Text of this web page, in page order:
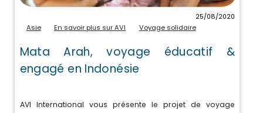
25/08/2020
Asie En savoir plus sur AVI Voyage solidaire
Mata Arah, voyage éducatif &
engagé en Indonésie
AVI International vous présente le projet de voyage